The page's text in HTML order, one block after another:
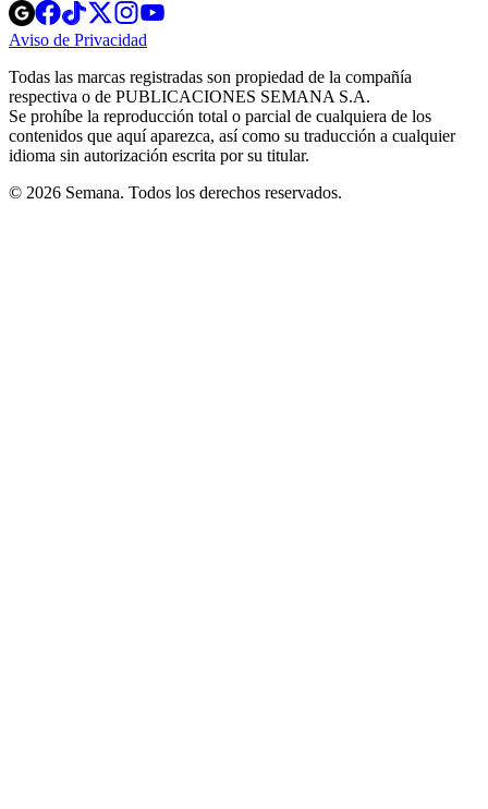
Opens
in
new
Opens
in
new
Opens
in
new
window
Opens
new
windowwindow
Aviso de Privacidad
new
window
Todas las marcas registradas son propiedad de la compañía
respectiva o de PUBLICACIONES SEMANA S.A.
Se prohíbe la reproducción total o parcial de cualquiera de los
contenidos que aquí aparezca, así como su traducción a cualquier
idioma sin autorización escrita por su titular.
© 2026 Semana. Todos los derechos reservados.